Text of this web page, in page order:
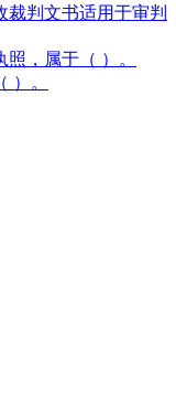
判文书适用于审判
，属于（ ）。
）。